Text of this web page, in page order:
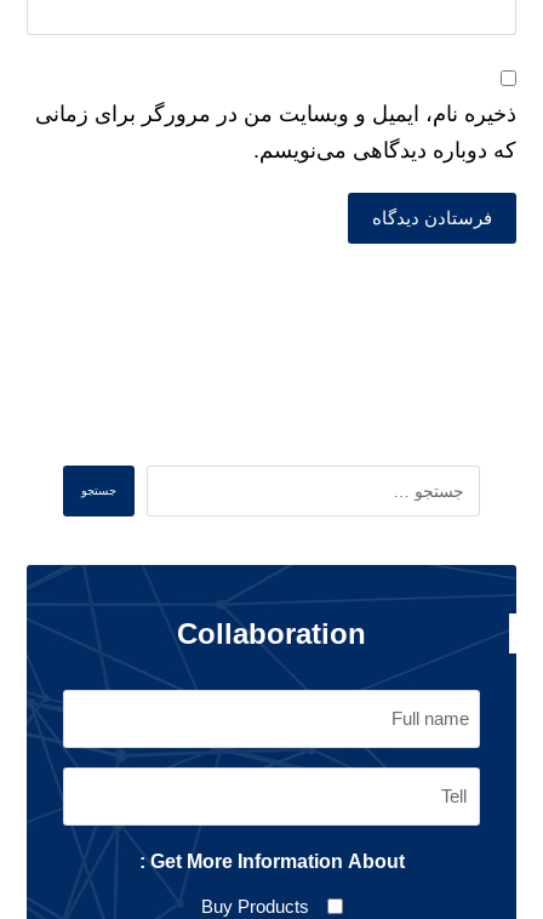
ذخیره نام، ایمیل و وبسایت من در مرورگر برای زمانی
که دوباره دیدگاهی می‌نویسم.
فرستادن دیدگاه
جستجو
Collaboration
Get More Information About :
Buy Products